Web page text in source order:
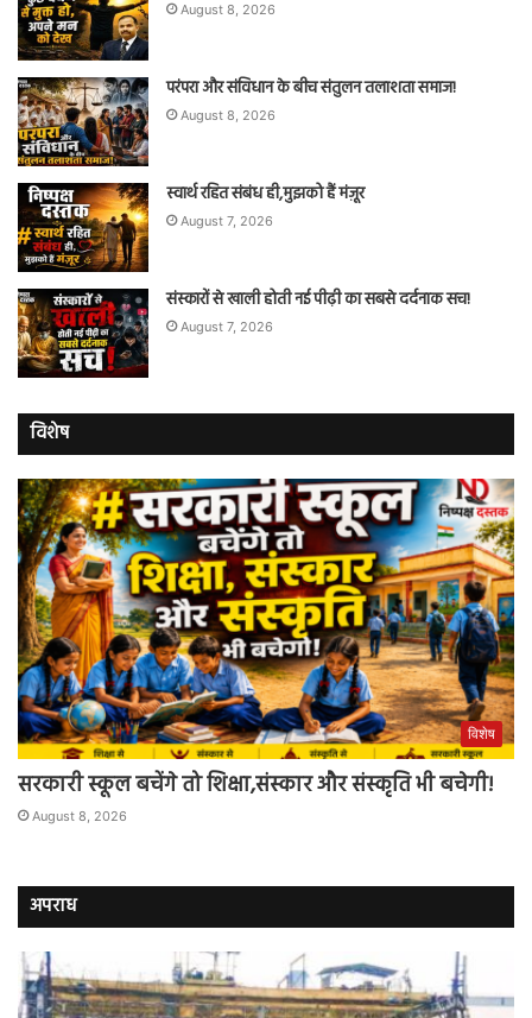
August 8, 2026
परंपरा और संविधान के बीच संतुलन तलाशता समाज!
August 8, 2026
स्वार्थ रहित संबंध ही,मुझको हैं मंज़ूर
August 7, 2026
संस्कारों से खाली होती नई पीढ़ी का सबसे दर्दनाक सच!
August 7, 2026
विशेष
विशेष
सरकारी स्कूल बचेंगे तो शिक्षा,संस्कार और संस्कृति भी बचेगी!
August 8, 2026
अपराध